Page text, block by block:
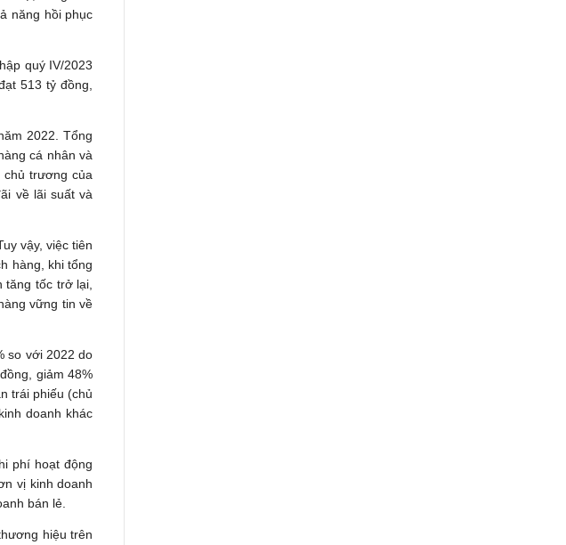
năng hồi phục
quý IV/2023
513 tỷ đồng,
2022. Tổng
cá nhân và
trương của
về lãi suất và
vậy, việc tiên
hàng, khi tổng
tốc trở lại,
vững tin về
so với 2022 do
giảm 48%
trái phiếu (chủ
doanh khác
phí hoạt động
vị kinh doanh
bán lẻ.
hiệu trên